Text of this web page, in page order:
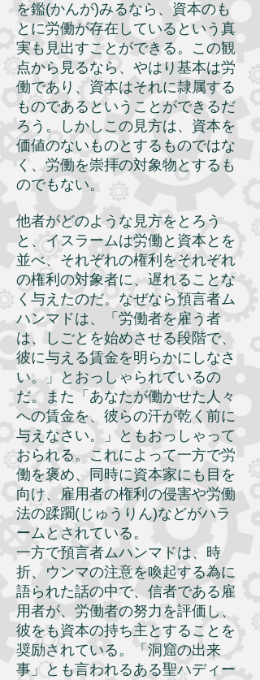
を鑑(かんが)みるなら、資本のも
とに労働が存在しているという真
実も見出すことができる。この観
点から見るなら、やはり基本は労
働であり、資本はそれに隷属する
ものであるということができるだ
ろう。しかしこの見方は、資本を
価値のないものとするものではな
く、労働を崇拝の対象物とするも
のでもない。
他者がどのような見方をとろう
と、イスラームは労働と資本とを
並べ、それぞれの権利をそれぞれ
の権利の対象者に、遅れることな
く与えたのだ。なぜなら預言者ム
ハンマドは、「労働者を雇う者
は、しごとを始めさせる段階で、
彼に与える賃金を明らかにしなさ
い。」とおっしゃられているの
だ。また「あなたが働かせた人々
への賃金を、彼らの汗が乾く前に
与えなさい。」ともおっしゃって
おられる。これによって一方で労
働を褒め、同時に資本家にも目を
向け、雇用者の権利の侵害や労働
法の蹂躙(じゅうりん)などがハラ
ームとされている。
一方で預言者ムハンマドは、時
折、ウンマの注意を喚起する為に
語られた話の中で、信者である雇
用者が、労働者の努力を評価し、
彼をも資本の持ち主とすることを
奨励されている。「洞窟の出来
事」とも言われるある聖ハディー